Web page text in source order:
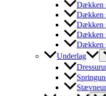
Dækken
Dækken
Dækken
Dækken
Dækken
Underlag